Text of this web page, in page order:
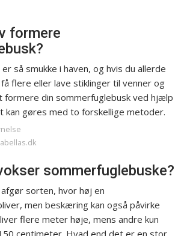
formere
så smukke i haven, og hvis du allerde
flere eller lave stiklinger til venner og
formere din sommerfuglebusk ved hjælp
kan gøres med to forskellige metoder.
sommerfuglebuske?
sorten, hvor høj en
men beskæring kan også påvirke
flere meter høje, mens andre kun